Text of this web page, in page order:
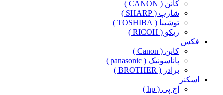
کانن ( CANON )
شارپ ( SHARP )
توشیبا ( TOSHIBA )
ریکو ( RICOH )
فکس
کانن ( Canon )
پاناسونیک ( panasonic )
برادر ( BROTHER )
اسکنر
اچ پی ( hp )